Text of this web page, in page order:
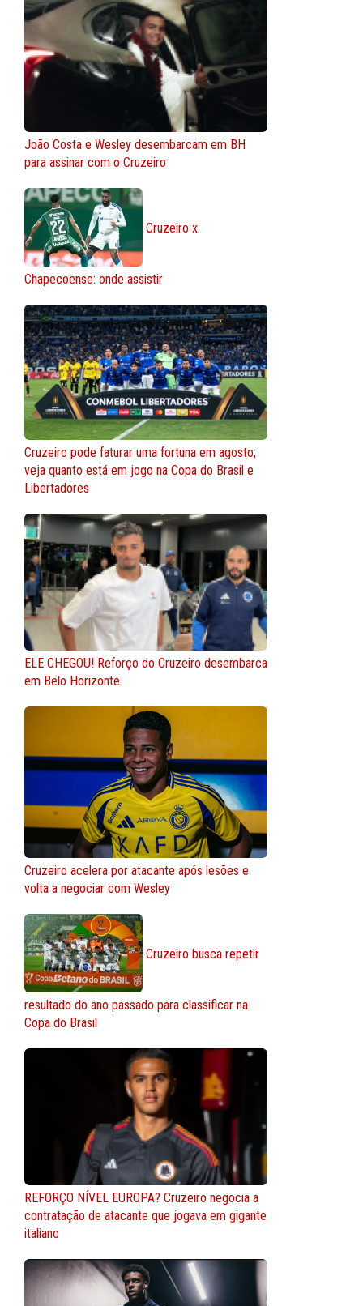
João Costa e Wesley desembarcam em BH
para assinar com o Cruzeiro
Cruzeiro x
Chapecoense: onde assistir
Cruzeiro pode faturar uma fortuna em agosto;
veja quanto está em jogo na Copa do Brasil e
Libertadores
ELE CHEGOU! Reforço do Cruzeiro desembarca
em Belo Horizonte
Cruzeiro acelera por atacante após lesões e
volta a negociar com Wesley
Cruzeiro busca repetir
resultado do ano passado para classificar na
Copa do Brasil
REFORÇO NÍVEL EUROPA? Cruzeiro negocia a
contratação de atacante que jogava em gigante
italiano